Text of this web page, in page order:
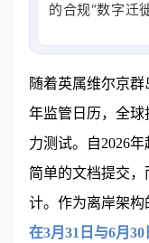
的合规“数字迁
随着英属维尔京群
年监管日历，全
力测试。自2026
简单的文档提交
计。作为离岸架构
在3月31日与6月